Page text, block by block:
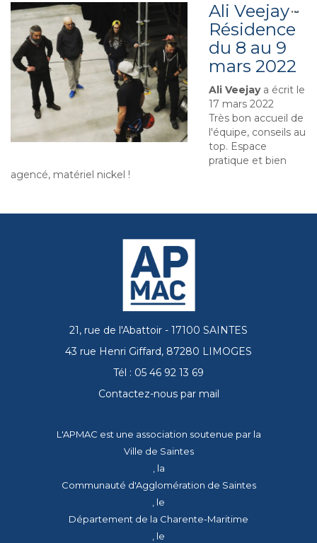
Ali Veejay -
Résidence
du 8 au 9
mars 2022
Ali Veejay a écrit le
17 mars 2022
Très bon accueil de
l'équipe, conseils au
top. Espace
pratique et bien
agencé, matériel nickel !
...
21, rue de l'Abattoir - 17100 SAINTES
43 rue Henri Giffard, 87280 LIMOGES
Tél : 05 46 92 13 69
Contactez-nous par mail
L'APMAC est une association soutenue par la
Ville de Saintes
, la
Communauté d'Agglomération de Saintes
, le
Département de la Charente-Maritime
, le